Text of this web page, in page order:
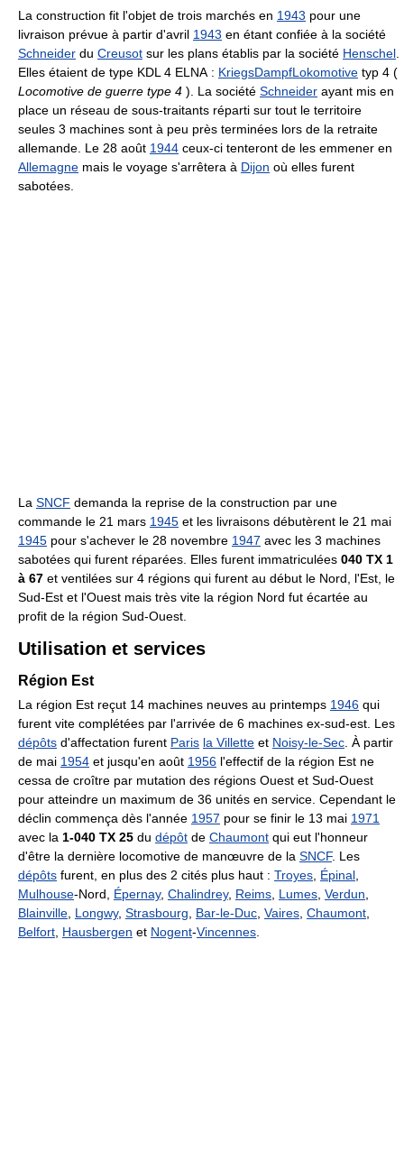
La construction fit l'objet de trois marchés en 1943 pour une
livraison prévue à partir d'avril 1943 en étant confiée à la société
Schneider du Creusot sur les plans établis par la société Henschel
Elles étaient de type KDL 4 ELNA : KriegsDampfLokomotive typ 4 (
Locomotive de guerre type 4 ). La société Schneider ayant mis en
place un réseau de sous-traitants réparti sur tout le territoire
seules 3 machines sont à peu près terminées lors de la retraite
allemande. Le 28 août 1944 ceux-ci tenteront de les emmener en
Allemagne mais le voyage s'arrêtera à Dijon où elles furent
sabotées.
La SNCF demanda la reprise de la construction par une
commande le 21 mars 1945 et les livraisons débutèrent le 21 mai
1945 pour s'achever le 28 novembre 1947 avec les 3 machines
sabotées qui furent réparées. Elles furent immatriculées 040 TX 1
à 67 et ventilées sur 4 régions qui furent au début le Nord, l'Est, le
Sud-Est et l'Ouest mais très vite la région Nord fut écartée au
profit de la région Sud-Ouest.
Utilisation et services
Région Est
La région Est reçut 14 machines neuves au printemps 1946 qui
furent vite complétées par l'arrivée de 6 machines ex-sud-est. Les
dépôts d'affectation furent Paris la Villette et Noisy-le-Sec . À partir
de mai 1954 et jusqu'en août 1956 l'effectif de la région Est ne
cessa de croître par mutation des régions Ouest et Sud-Ouest
pour atteindre un maximum de 36 unités en service. Cependant le
déclin commença dès l'année 1957 pour se finir le 13 mai 1971
avec la 1-040 TX 25 du dépôt de Chaumont qui eut l'honneur
d'être la dernière locomotive de manœuvre de la SNCF. Les
dépôts furent, en plus des 2 cités plus haut : Troyes Épinal
Mulhouse-Nord, Épernay, Chalindrey, Reims Lumes Verdun
Blainville Longwy, Strasbourg Bar-le-Duc Vaires Chaumont
Belfort Hausbergen et Nogent-Vincennes